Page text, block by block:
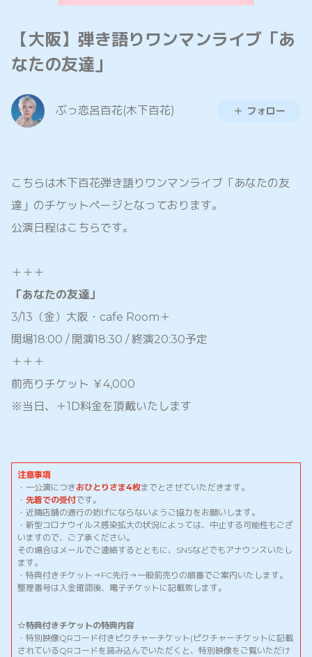
【大阪】弾き語りワンマンライブ「あ
なたの友達」
ぶっ恋呂百花(木下百花) フォロー
こちらは木下百花弾き語りワンマンライブ「あなたの友
達」のチケットページとなっております。
公演日程はこちらです。
＋＋＋
「あなたの友達」
3/13（金）大阪・cafe Room＋
開場18:00 / 開演18:30 / 終演20:30予定
＋＋＋
前売りチケット ￥4,000
※当日、＋1D料金を頂戴いたします
注意事項
・一公演につきおひとりさま4枚までとさせていただきます。
・ 先着での受付です。
・近隣店舗の通行の妨げにならないようご協力をお願いします。
・新型コロナウイルス感染拡大の状況によっては、中止する可能性もござ
いますので、ご了承ください。
その場合はメールでご連絡するとともに、SNSなどでもアナウンスいたし
ます。
・特典付きチケット→FC先行→一般前売りの順番でご案内いたします。
整理番号は入金確認後、電子チケットに記載致します。
☆特典付きチケットの特典内容
・特別映像QRコード付きピクチャーチケット(ピクチャーチケットに記載
されているQRコードを読み込んでいただくと、特別映像をご覧いただけ